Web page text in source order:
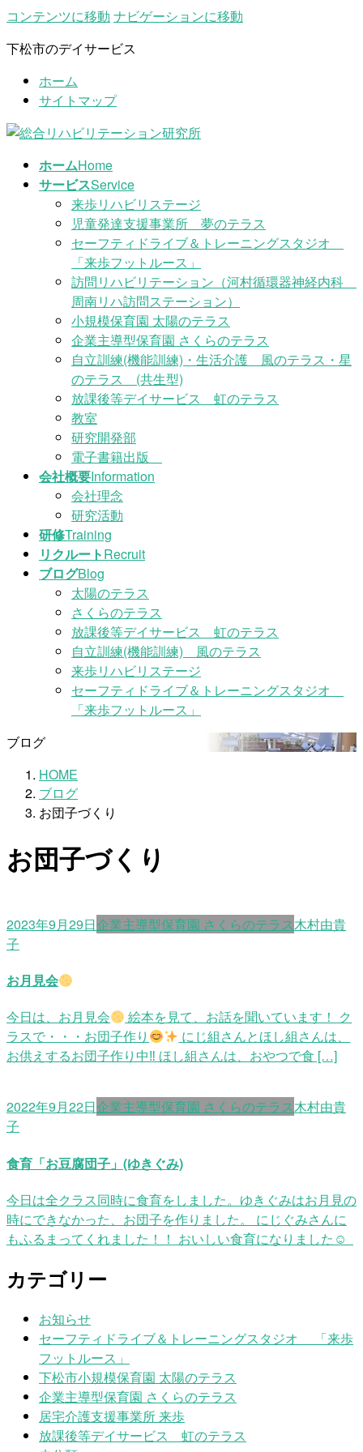
コンテンツに移動 ナビゲーションに移動
下松市のデイサービス
ホーム
サイトマップ
ホームHome
サービスService
来歩リハビリステージ
児童発達支援事業所 夢のテラス
セーフティドライブ＆トレーニングスタジオ
「来歩フットルース」
訪問リハビリテーション（河村循環器神経内科
周南リハ訪問ステーション）
小規模保育園 太陽のテラス
企業主導型保育園 さくらのテラス
自立訓練(機能訓練)・生活介護 風のテラス・星
のテラス (共生型)
放課後等デイサービス 虹のテラス
教室
研究開発部
電子書籍出版
会社概要Information
会社理念
研究活動
研修Training
リクルートRecruit
ブログBlog
太陽のテラス
さくらのテラス
放課後等デイサービス 虹のテラス
自立訓練(機能訓練) 風のテラス
来歩リハビリステージ
セーフティドライブ＆トレーニングスタジオ
「来歩フットルース」
ブログ
HOME
ブログ
お団子づくり
お団子づくり
2023年9月29日企業主導型保育園 さくらのテラス木村由貴
子
お月見会
今日は、お月見会
絵本を見て、お話を聞いています！ ク
ラスで・・・お団子作り
にじ組さんとほし組さんは、
お供えするお団子作り中‼ ほし組さんは、おやつで食 […]
2022年9月22日企業主導型保育園 さくらのテラス木村由貴
子
食育「お豆腐団子」(ゆきぐみ)
今日は全クラス同時に食育をしました。ゆきぐみはお月見の
時にできなかった、お団子を作りました。 にじぐみさんに
もふるまってくれました！！ おいしい食育になりました☺
カテゴリー
お知らせ
セーフティドライブ＆トレーニングスタジオ 「来歩
フットルース」
下松市小規模保育園 太陽のテラス
企業主導型保育園 さくらのテラス
居宅介護支援事業所 来歩
放課後等デイサービス 虹のテラス